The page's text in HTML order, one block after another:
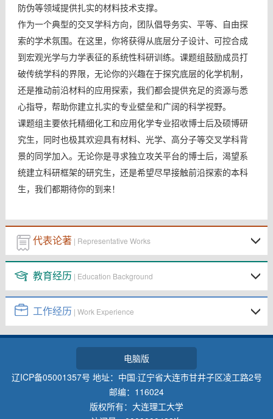
防伪等领域提供扎实的材料技术支撑。
作为一个典型的交叉学科方向，团队倡导务实、平等、自由探
索的学术氛围。在这里，你将获得从底层分子设计、可控合成
到宏观光学与力学表征的系统性科研训练。课题组鼓励成员打
破传统学科的界限，无论你的兴趣在于探究底层的化学机制，
还是推动前沿材料的应用探索，我们都会提供充足的资源与悉
心指导，帮助你建立扎实的专业壁垒和广阔的科学视野。
课题组主要依托精细化工和应用化学专业招收博士后及硕博研
究生，同时也极其欢迎具有材料、光学、高分子等交叉学科背
景的同学加入。无论你是寻求独立攻关平台的博士后，渴望系
统建立科研框架的研究生，还是希望尽早接触前沿探索的本科
生，我们都期待你的到来！
代表论著| Representative Works
教育经历 | Education Background
工作经历 | Work Experience
电脑版
辽ICP备05001357号 地址：中国·辽宁省大连市甘井子区凌工路2号
邮编：116024
版权所有：大连理工大学